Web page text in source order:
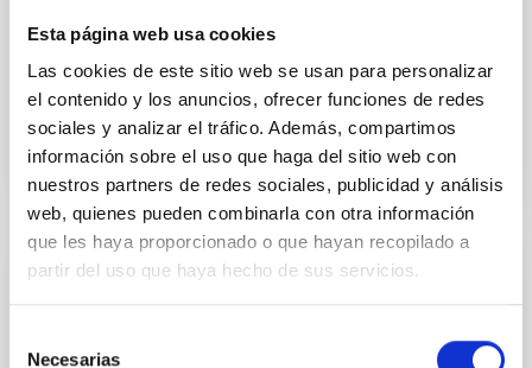
Esta página web usa cookies
Las cookies de este sitio web se usan para personalizar
el contenido y los anuncios, ofrecer funciones de redes
sociales y analizar el tráfico. Además, compartimos
información sobre el uso que haga del sitio web con
nuestros partners de redes sociales, publicidad y análisis
web, quienes pueden combinarla con otra información
que les haya proporcionado o que hayan recopilado a
partir del uso que haya hecho de sus servicios.
Necesarias
director de La Radio Canaria, Mayer Trujillo; y su
arranque se inscribe en las actividades
Fecha de publicación 04/11/2025 - 11:49:41
NOTA DE PRENSA
Project Meeting de ExGal-Twin (IAC) se